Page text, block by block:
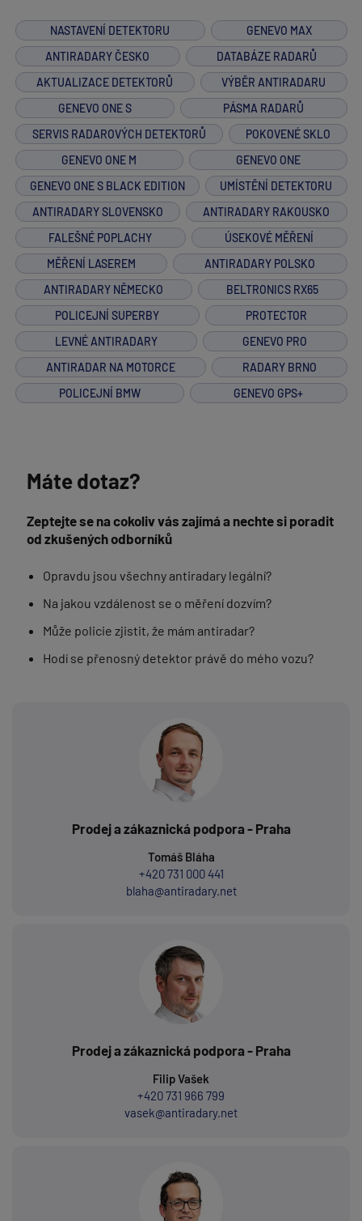
NASTAVENÍ DETEKTORU
GENEVO MAX
ANTIRADARY ČESKO
DATABÁZE RADARŮ
AKTUALIZACE DETEKTORŮ
VÝBĚR ANTIRADARU
GENEVO ONE S
PÁSMA RADARŮ
SERVIS RADAROVÝCH DETEKTORŮ
POKOVENÉ SKLO
GENEVO ONE M
GENEVO ONE
GENEVO ONE S BLACK EDITION
UMÍSTĚNÍ DETEKTORU
ANTIRADARY SLOVENSKO
ANTIRADARY RAKOUSKO
FALEŠNÉ POPLACHY
ÚSEKOVÉ MĚŘENÍ
MĚŘENÍ LASEREM
ANTIRADARY POLSKO
ANTIRADARY NĚMECKO
BELTRONICS RX65
POLICEJNÍ SUPERBY
PROTECTOR
LEVNÉ ANTIRADARY
GENEVO PRO
ANTIRADAR NA MOTORCE
RADARY BRNO
POLICEJNÍ BMW
GENEVO GPS+
Máte dotaz?
Zeptejte se na cokoliv vás zajímá a nechte si poradit
od zkušených odborníků
Opravdu jsou všechny antiradary legální?
Na jakou vzdálenost se o měření dozvím?
Může policie zjistit, že mám antiradar?
Hodí se přenosný detektor právě do mého vozu?
Prodej a zákaznická podpora - Praha
Tomáš Bláha
+420 731 000 441
blaha@antiradary.net
Prodej a zákaznická podpora - Praha
Filip Vašek
+420 731 966 799
vasek@antiradary.net